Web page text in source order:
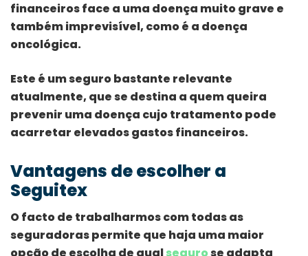
financeiros face a uma doença muito grave e
também imprevisível, como é a doença
oncológica.
Este é um seguro bastante relevante
atualmente, que se destina a quem queira
prevenir uma doença cujo tratamento pode
acarretar elevados gastos financeiros.
Vantagens de escolher a
Seguitex
O facto de trabalharmos com todas as
seguradoras permite que haja uma maior